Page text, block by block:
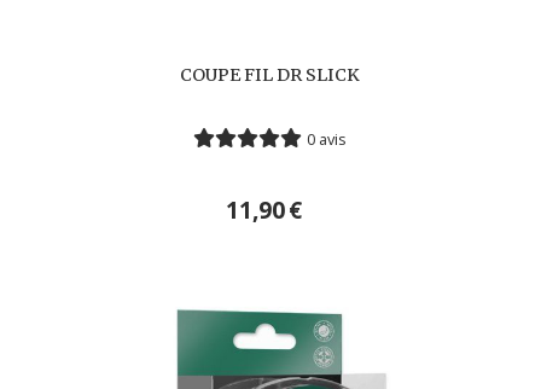
COUPE FIL DR SLICK
0 avis
11,90€